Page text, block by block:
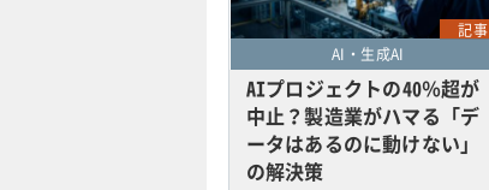
記事
AI・生成AI
AIプロジェクトの40％超が
中止？製造業がハマる「デ
ータはあるのに動けない」
の解決策